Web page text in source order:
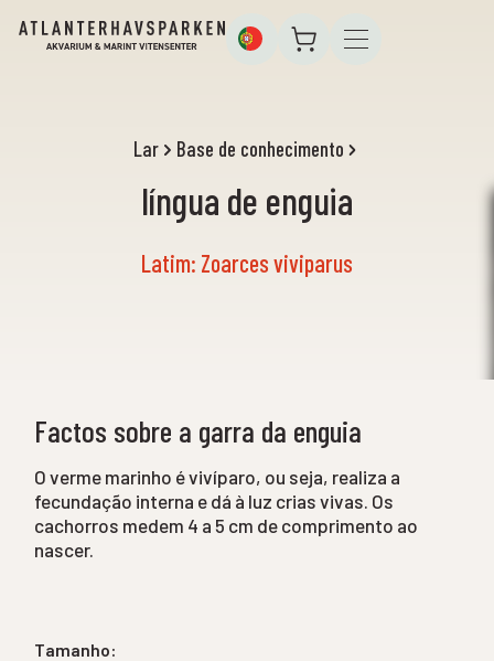
Lar Base de conhecimento
língua de enguia
Latim: Zoarces viviparus
Tamanho:
Factos sobre a garra da enguia
O verme marinho é vivíparo, ou seja, realiza a
fecundação interna e dá à luz crias vivas. Os
cachorros medem 4 a 5 cm de comprimento ao
nascer.